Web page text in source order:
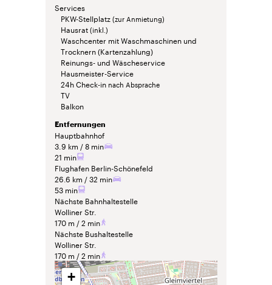
Services
PKW-Stellplatz(zur Anmietung)
Hausrat(inkl.)
Waschcenter mit Waschmaschinen und
Trocknern (Kartenzahlung)
Reinungs- und Wäscheservice
Hausmeister-Service
24h Check-in nach Absprache
TV
Balkon
Entfernungen
Hauptbahnhof
3.9 km
8 min
21 min
Flughafen Berlin-Schönefeld
26.6 km
32 min
53 min
Nächste Bahnhaltestelle
Wolliner Str.
170 m
2 min
Nächste Bushaltestelle
Wolliner Str.
170 m
2 min
+